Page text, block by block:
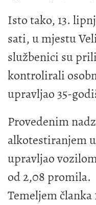
Isto tako, 13.
sati, u mjestu
službenici su
kontrolirali
upravljao 35-
Provedenim
alkotestiranjem
upravljao
od 2,08 promila.
Temeljem članka